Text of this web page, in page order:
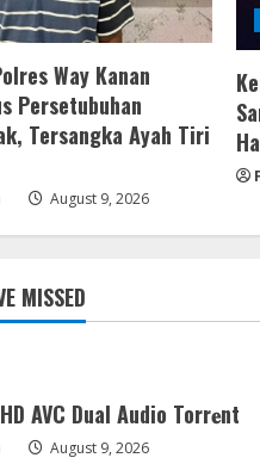
Way Kanan
Persetubuhan
Tersangka Ayah Tiri
August 9, 2026
MISSED
AVC Dual Audio Torr𝐞nt
August 9, 2026